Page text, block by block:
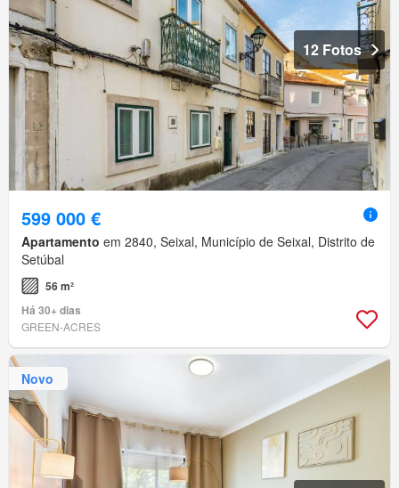
12 Fotos
599 000 €
Apartamento em 2840, Seixal, Município de Seixal, Distrito de
Setúbal
56 m²
Há 30+ dias
GREEN-ACRES
Novo